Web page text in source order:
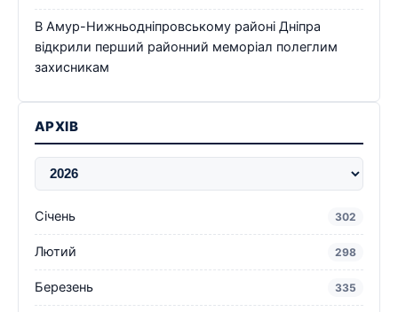
В Амур-Нижньодніпровському районі Дніпра
відкрили перший районний меморіал полеглим
захисникам
АРХІВ
Січень 302
Лютий 298
Березень 335